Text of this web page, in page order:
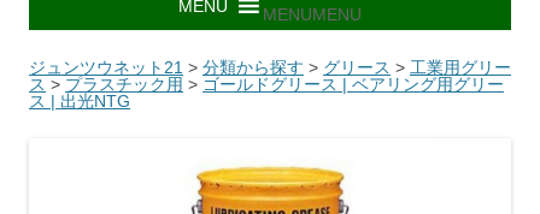
ン
ツ
キ
ッ
MENUMENU
ジュンツウネット21 > 分類から探す > グリース > 工業用グリー
ス > プラスチック用 > ゴールドグリース | ベアリング用グリー
ス | 出光NTG